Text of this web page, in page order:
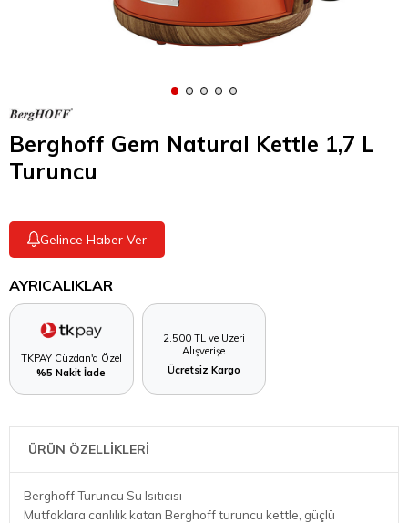
Berghoff Gem Natural Kettle 1,7 L
Turuncu
Gelince Haber Ver
AYRICALIKLAR
TKPAY Cüzdan'a Özel
%5 Nakit İade
2.500 TL ve Üzeri
Alışverişe
Ücretsiz Kargo
ÜRÜN ÖZELLİKLERİ
Berghoff Turuncu Su Isıtıcısı
Mutfaklara canlılık katan Berghoff turuncu kettle, güçlü